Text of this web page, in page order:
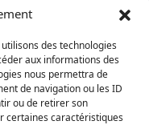
des technologies
aux informations des
nous permettra de
de navigation ou les ID
ou de retirer son
certaines caractéristiques